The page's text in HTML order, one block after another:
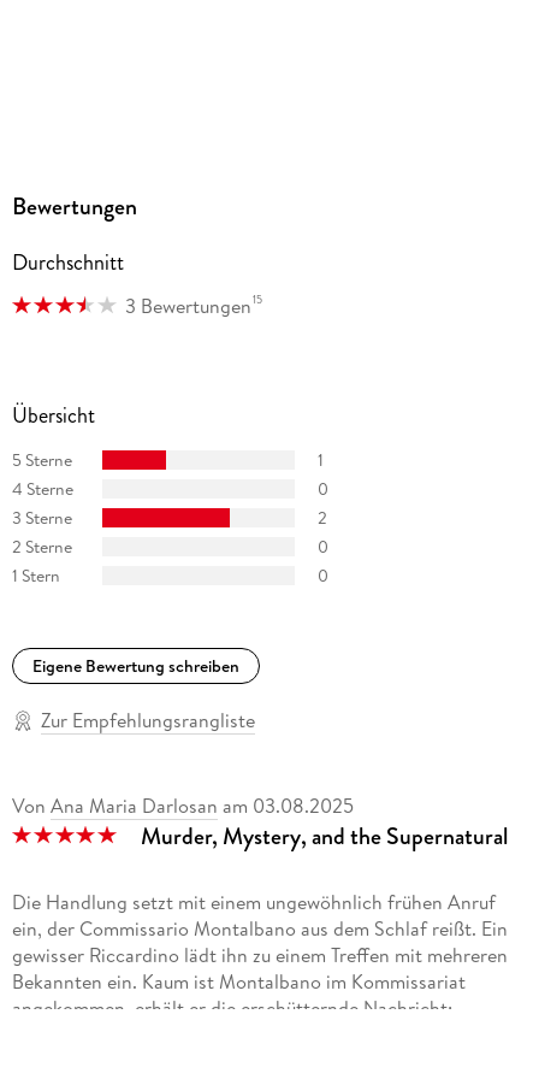
Bewertungen
Durchschnitt
3 Bewertungen15
Übersicht
5 Sterne
1
4 Sterne
0
3 Sterne
2
2 Sterne
0
1 Stern
0
Eigene Bewertung schreiben
Zur Empfehlungsrangliste
Von Ana Maria Darlosan am 03.08.2025
Murder, Mystery, and the Supernatural
Die Handlung setzt mit einem ungewöhnlich frühen Anruf
ein, der Commissario Montalbano aus dem Schlaf reißt. Ein
gewisser Riccardino lädt ihn zu einem Treffen mit mehreren
Bekannten ein. Kaum ist Montalbano im Kommissariat
angekommen, erhält er die erschütternde Nachricht: